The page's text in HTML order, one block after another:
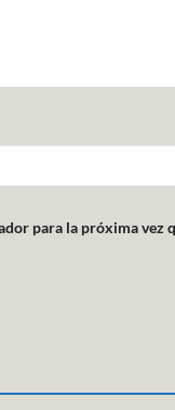
para la próxima vez